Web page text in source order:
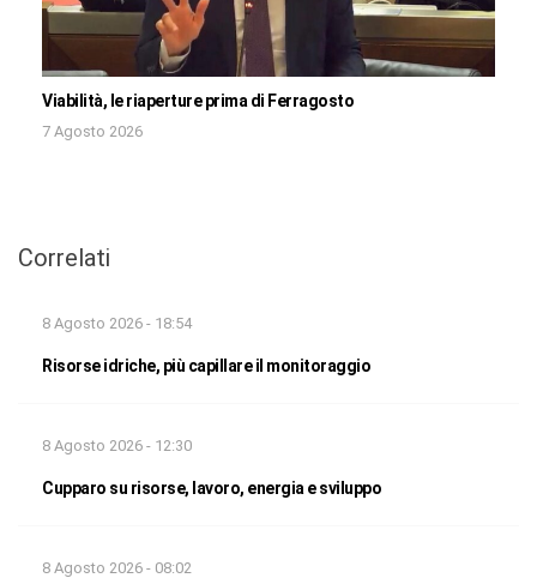
Viabilità, le riaperture prima di Ferragosto
7 Agosto 2026
Correlati
8 Agosto 2026 - 18:54
Risorse idriche, più capillare il monitoraggio
8 Agosto 2026 - 12:30
Cupparo su risorse, lavoro, energia e sviluppo
8 Agosto 2026 - 08:02